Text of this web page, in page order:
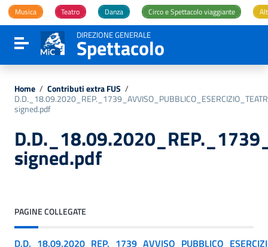
Vai ai contenuti
Vai al menu di navigazione
Vai al footer
Musica Teatro Danza Circo e Spettacolo viaggiante
Attiva / disattiva la navigazione
DIREZIONE GENERALE
Spettacolo
Home / Contributi extra FUS /
signed.pdf
signed.pdf
PAGINE COLLEGATE